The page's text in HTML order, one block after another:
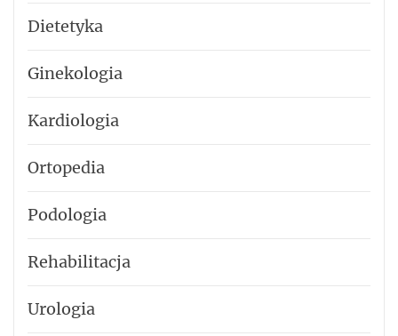
Dietetyka
Ginekologia
Kardiologia
Ortopedia
Podologia
Rehabilitacja
Urologia